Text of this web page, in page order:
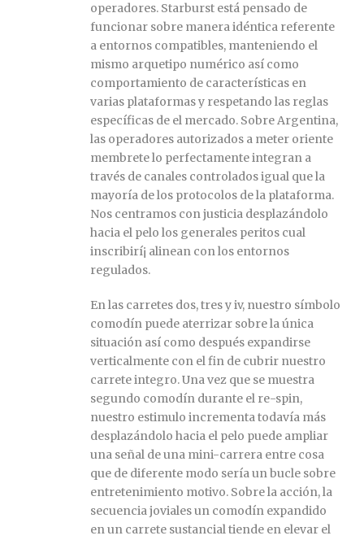
operadores. Starburst está pensado de
funcionar sobre manera idéntica referente
a entornos compatibles, manteniendo el
mismo arquetipo numérico así­ como
comportamiento de características en
varias plataformas y respetando las reglas
específicas de el mercado. Sobre Argentina,
las operadores autorizados a meter oriente
membrete lo perfectamente integran a
través de canales controlados igual que la
mayoría de los protocolos de la plataforma.
Nos centramos con justicia desplazándolo
hacia el pelo los generales peritos cual
inscribirí¡ alinean con los entornos
regulados.
En las carretes dos, tres y iv, nuestro símbolo
comodín puede aterrizar sobre la única
situación así­ como después expandirse
verticalmente con el fin de cubrir nuestro
carrete integro. Una vez que se muestra
segundo comodín durante el re-spin,
nuestro estimulo incrementa todavía más
desplazándolo hacia el pelo puede ampliar
una señal de una mini-carrera entre cosa
que de diferente modo sería un bucle sobre
entretenimiento motivo. Sobre la acción, la
secuencia joviales un comodín expandido
en un carrete sustancial tiende en elevar el